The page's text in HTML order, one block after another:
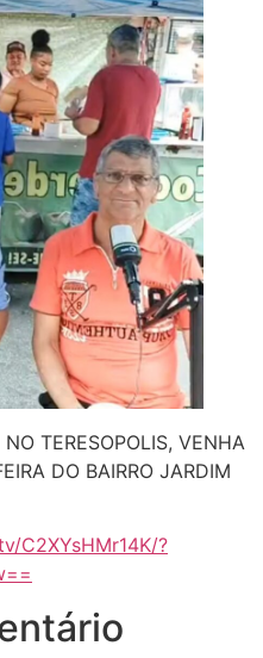
TERESOPOLIS, VENHA
DO BAIRRO JARDIM
C2XYsHMr14K/?